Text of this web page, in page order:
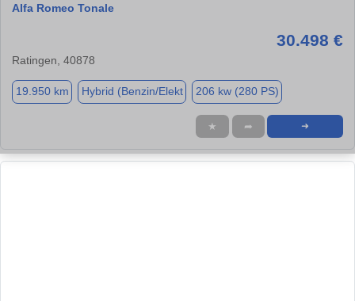
Alfa Romeo Tonale
30.498 €
Ratingen, 40878
19.950 km Hybrid (Benzin/Elekt 206 kw (280 PS)
★ ➦ ➜